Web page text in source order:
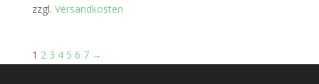
zzgl. Versandkosten
1 2 3 4 5 6 7 →